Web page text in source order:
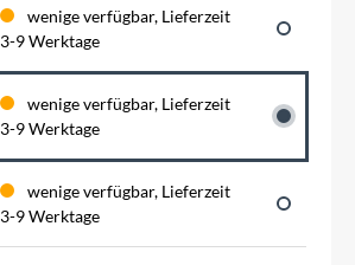
wenige verfügbar, Lieferzeit
3-9 Werktage
wenige verfügbar, Lieferzeit
3-9 Werktage
wenige verfügbar, Lieferzeit
3-9 Werktage